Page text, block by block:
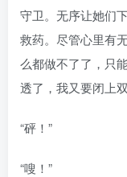
守卫。无序让她们
救药。尽管心里有
么都做不了了，只
透了，我又要闭上
“砰！”
“嗖！”